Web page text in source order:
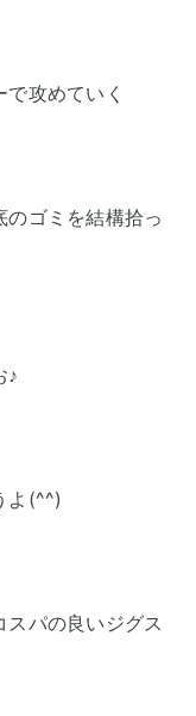
攻めていく
ゴミを結構拾っ
♪
よ(^^)
パの良いジグス